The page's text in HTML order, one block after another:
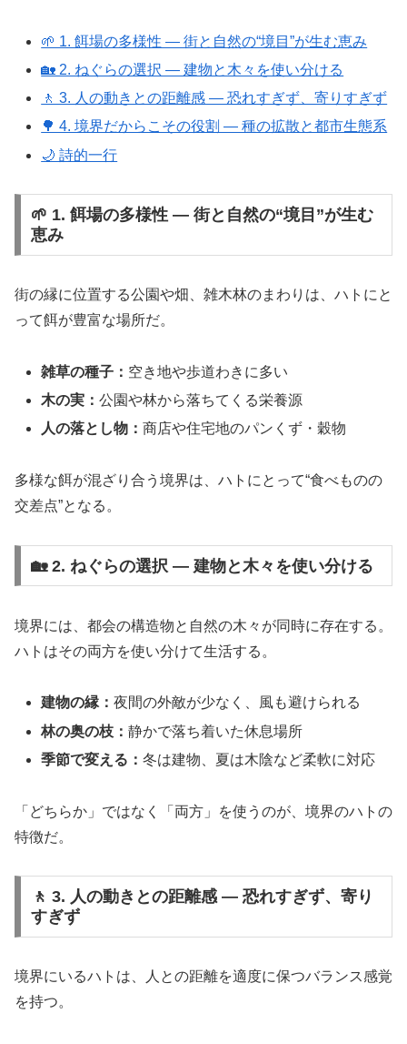
🌱 1. 餌場の多様性 ― 街と自然の“境目”が生む恵み
🏡 2. ねぐらの選択 ― 建物と木々を使い分ける
🚶 3. 人の動きとの距離感 ― 恐れすぎず、寄りすぎず
🌳 4. 境界だからこその役割 ― 種の拡散と都市生態系
🌙 詩的一行
🌱 1. 餌場の多様性 ― 街と自然の“境目”が生む
恵み
街の縁に位置する公園や畑、雑木林のまわりは、ハトにと
って餌が豊富な場所だ。
雑草の種子： 空き地や歩道わきに多い
木の実：公園や林から落ちてくる栄養源
人の落とし物：商店や住宅地のパンくず・穀物
多様な餌が混ざり合う境界は、ハトにとって“食べものの
交差点”となる。
🏡 2. ねぐらの選択 ― 建物と木々を使い分ける
境界には、都会の構造物と自然の木々が同時に存在する。
ハトはその両方を使い分けて生活する。
建物の縁：夜間の外敵が少なく、風も避けられる
林の奥の枝：静かで落ち着いた休息場所
季節で変える：冬は建物、夏は木陰など柔軟に対応
「どちらか」ではなく「両方」を使うのが、境界のハトの
特徴だ。
🚶 3. 人の動きとの距離感 ― 恐れすぎず、寄り
すぎず
境界にいるハトは、人との距離を適度に保つバランス感覚
を持つ。